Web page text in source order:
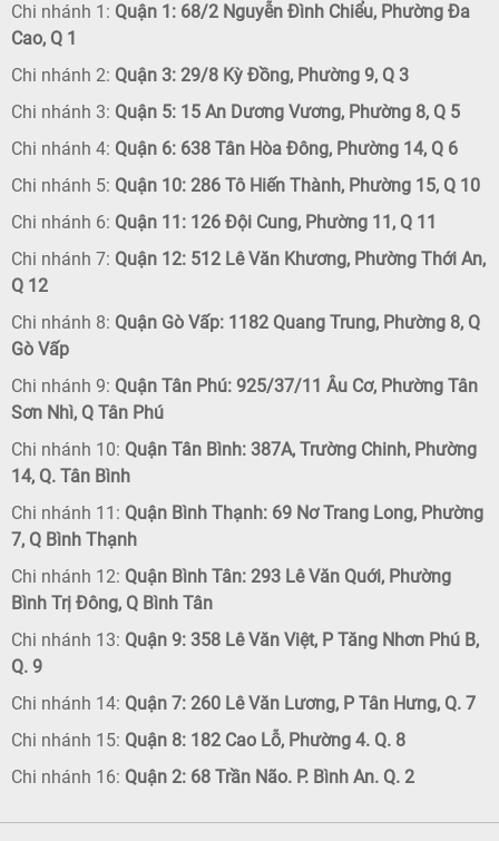
Chi nhánh 1: Quận 1: 68/2 Nguyễn Đình Chiểu, Phường Đa
Cao, Q 1
Chi nhánh 2: Quận 3: 29/8 Kỳ Đồng, Phường 9, Q 3
Chi nhánh 3: Quận 5: 15 An Dương Vương, Phường 8, Q 5
Chi nhánh 4: Quận 6: 638 Tân Hòa Đông, Phường 14, Q 6
Chi nhánh 5: Quận 10: 286 Tô Hiến Thành, Phường 15, Q 10
Chi nhánh 6: Quận 11: 126 Đội Cung, Phường 11, Q 11
Chi nhánh 7: Quận 12: 512 Lê Văn Khương, Phường Thới An,
Q 12
Chi nhánh 8: Quận Gò Vấp: 1182 Quang Trung, Phường 8, Q
Gò Vấp
Chi nhánh 9: Quận Tân Phú: 925/37/11 Âu Cơ, Phường Tân
Sơn Nhì, Q Tân Phú
Chi nhánh 10: Quận Tân Bình: 387A, Trường Chinh, Phường
14, Q. Tân Bình
Chi nhánh 11: Quận Bình Thạnh: 69 Nơ Trang Long, Phường
7, Q Bình Thạnh
Chi nhánh 12: Quận Bình Tân: 293 Lê Văn Quới, Phường
Bình Trị Đông, Q Bình Tân
Chi nhánh 13: Quận 9: 358 Lê Văn Việt, P Tăng Nhơn Phú B,
Q. 9
Chi nhánh 14: Quận 7: 260 Lê Văn Lương, P Tân Hưng, Q. 7
Chi nhánh 15: Quận 8: 182 Cao Lỗ, Phường 4. Q. 8
Chi nhánh 16: Quận 2: 68 Trần Não. P. Bình An. Q. 2